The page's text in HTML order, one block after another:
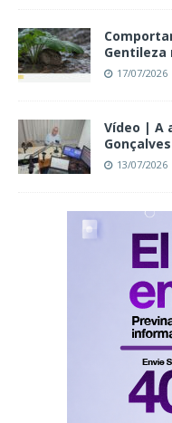
Gentileza
17/07/2026
Vídeo | A
Gonçalves
13/07/2026